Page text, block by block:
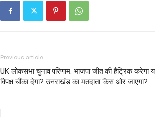
Previous article
UK लोकसभा चुनाव परिणाम: भाजपा जीत की हैट्रिक करेगा
विपक्ष चौंका देगा? उत्तराखंड का मतदाता किस ओर जाएगा?